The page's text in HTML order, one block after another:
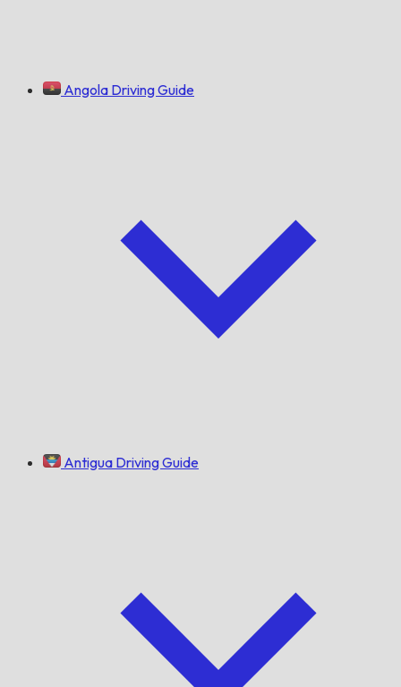
Angola Driving Guide
Antigua Driving Guide